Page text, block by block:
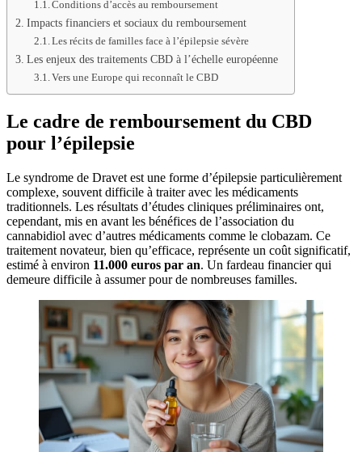
Conditions d’accès au remboursement
Impacts financiers et sociaux du remboursement
Les récits de familles face à l’épilepsie sévère
Les enjeux des traitements CBD à l’échelle européenne
Vers une Europe qui reconnaît le CBD
Le cadre de remboursement du CBD
pour l’épilepsie
Le syndrome de Dravet est une forme d’épilepsie particulièrement
complexe, souvent difficile à traiter avec les médicaments
traditionnels. Les résultats d’études cliniques préliminaires ont,
cependant, mis en avant les bénéfices de l’association du
cannabidiol avec d’autres médicaments comme le clobazam. Ce
traitement novateur, bien qu’efficace, représente un coût significatif,
estimé à environ 11.000 euros par an. Un fardeau financier qui
demeure difficile à assumer pour de nombreuses familles.